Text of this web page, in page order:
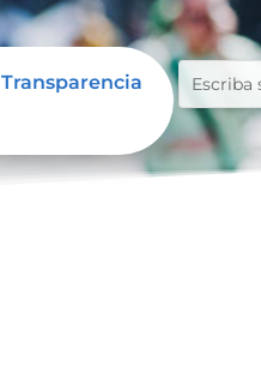
Transparencia